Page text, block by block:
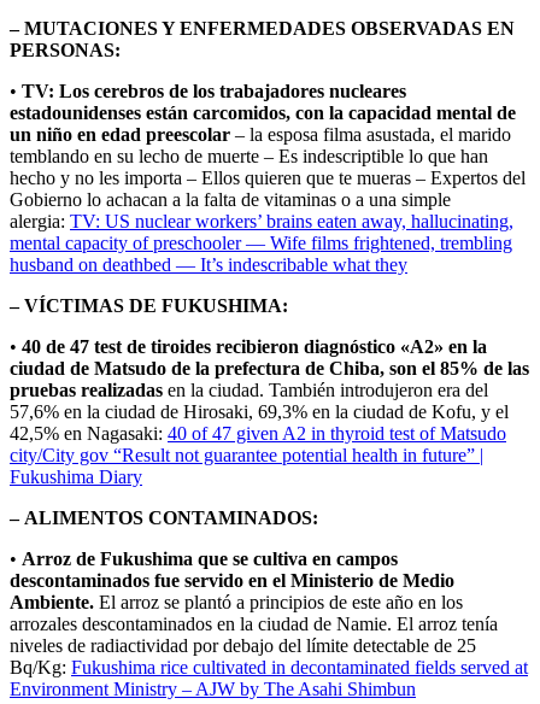
– MUTACIONES Y ENFERMEDADES OBSERVADAS EN
PERSONAS:
• TV: Los cerebros de los trabajadores nucleares
estadounidenses están carcomidos, con la capacidad mental de
un niño en edad preescolar – la esposa filma asustada, el marido
temblando en su lecho de muerte – Es indescriptible lo que han
hecho y no les importa – Ellos quieren que te mueras – Expertos del
Gobierno lo achacan a la falta de vitaminas o a una simple
alergia: TV: US nuclear workers’ brains eaten away, hallucinating,
mental capacity of preschooler — Wife films frightened, trembling
husband on deathbed — It’s indescribable what they
– VÍCTIMAS DE FUKUSHIMA:
• 40 de 47 test de tiroides recibieron diagnóstico «A2» en la
ciudad de Matsudo de la prefectura de Chiba, son el 85% de las
pruebas realizadas en la ciudad. También introdujeron era del
57,6% en la ciudad de Hirosaki, 69,3% en la ciudad de Kofu, y el
42,5% en Nagasaki: 40 of 47 given A2 in thyroid test of Matsudo
city/City gov “Result not guarantee potential health in future” |
Fukushima Diary
– ALIMENTOS CONTAMINADOS:
• Arroz de Fukushima que se cultiva en campos
descontaminados fue servido en el Ministerio de Medio
Ambiente. El arroz se plantó a principios de este año en los
arrozales descontaminados en la ciudad de Namie. El arroz tenía
niveles de radiactividad por debajo del límite detectable de 25
Bq/Kg: Fukushima rice cultivated in decontaminated fields served at
Environment Ministry – AJW by The Asahi Shimbun